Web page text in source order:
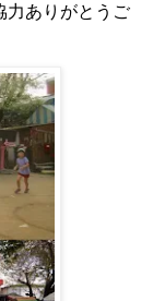
ありがとうご